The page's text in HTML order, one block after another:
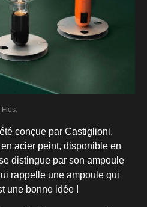
Flos.
conçue par Castiglioni.
acier peint, disponible en
distingue par son ampoule
rappelle une ampoule qui
une bonne idée !